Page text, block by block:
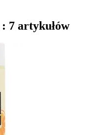
7 artykułów